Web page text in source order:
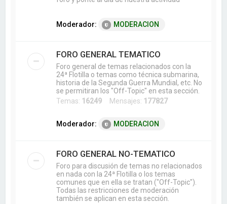
Moderador: MODERACION
FORO GENERAL TEMATICO
Foro general de temas relacionados con la
24ª Flotilla o temas como técnica submarina,
historia de la Segunda Guerra Mundial, etc. No
se permitiran los "Off-Topic" en esta sección.
Temas: 16249 Mensajes: 177827
Moderador: MODERACION
FORO GENERAL NO-TEMATICO
Foro para discusión de temas no relacionados
en nada con la 24ª Flotilla o los temas
comunes que en ella se tratan ("Off-Topic").
Todas las restricciones de moderación
también se aplican en esta sección.